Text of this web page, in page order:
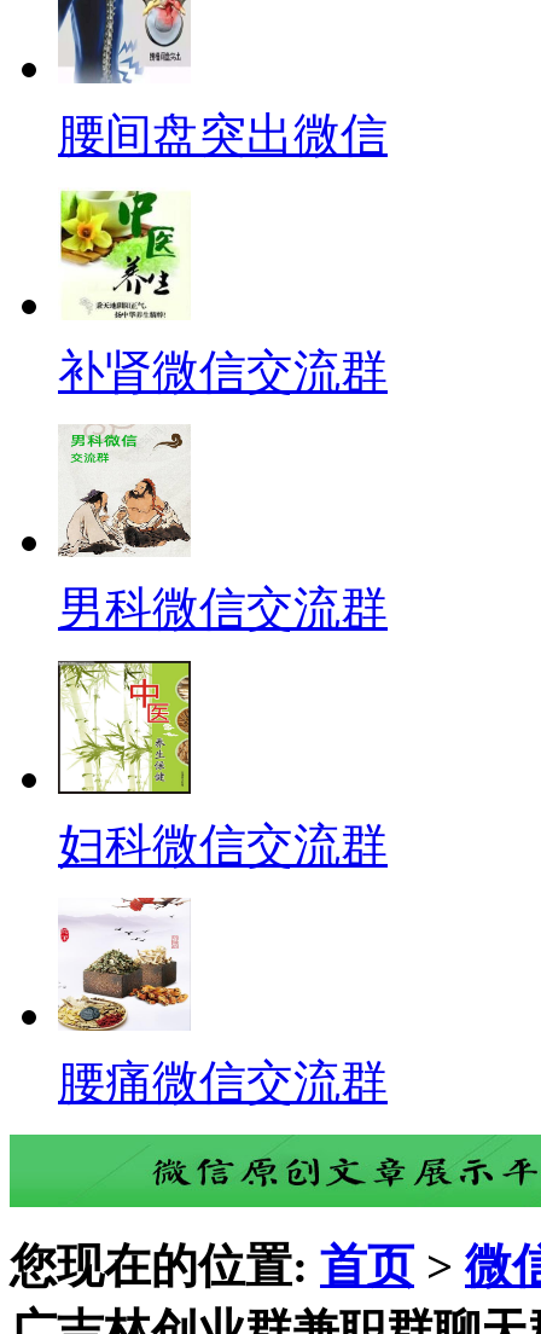
腰间盘突出微信
补肾微信交流群
男科微信交流群
妇科微信交流群
腰痛微信交流群
您现在的位置: 首页 >微